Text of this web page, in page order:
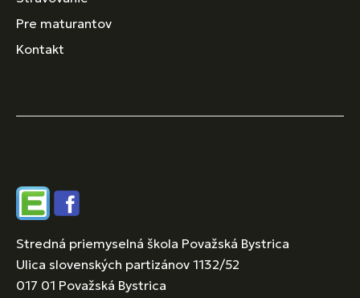
Pre maturantov
Kontakt
EdupageFacebook
Stredná priemyselná škola Považská Bystrica
Ulica slovenských partizánov 1132/52
017 01 Považská Bystrica